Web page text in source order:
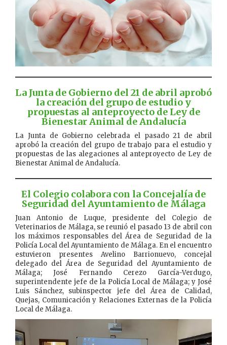
La Junta de Gobierno del 21 de abril aprobó
la creación del grupo de estudio y
propuestas al anteproyecto de Ley de
Bienestar Animal de Andalucía
La Junta de Gobierno celebrada el pasado 21 de abril
aprobó la creación del grupo de trabajo para el estudio y
propuestas de las alegaciones al anteproyecto de Ley de
Bienestar Animal de Andalucía.
El Colegio colabora con la Concejalía de
Seguridad del Ayuntamiento de Málaga
Juan Antonio de Luque, presidente del Colegio de
Veterinarios de Málaga, se reunió el pasado 13 de abril con
los máximos responsables del Área de Seguridad de la
Policía Local del Ayuntamiento de Málaga. En el encuentro
estuvieron presentes Avelino Barrionuevo, concejal
delegado del Área de Seguridad del Ayuntamiento de
Málaga; José Fernando Cerezo García-Verdugo,
superintendente jefe de la Policía Local de Málaga; y José
Luis Sánchez, subinspector jefe del Área de Calidad,
Quejas, Comunicación y Relaciones Externas de la Policía
Local de Málaga.